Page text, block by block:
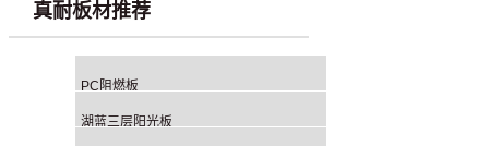
真耐板材推荐
PC阻燃板
湖蓝三层阳光板